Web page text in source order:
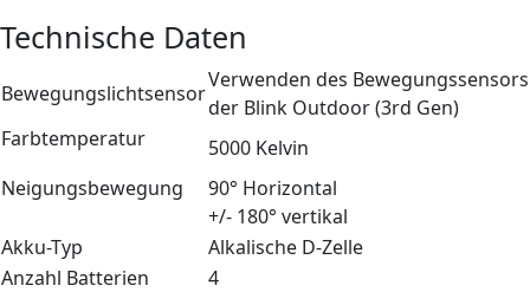
Technische Daten
Bewegungslichtsensor
Verwenden des Bewegungssensors
der Blink Outdoor (3rd Gen)
Farbtemperatur
5000 Kelvin
Neigungsbewegung
90° Horizontal
+/- 180° vertikal
Akku-Typ
Alkalische D-Zelle
Anzahl Batterien
4